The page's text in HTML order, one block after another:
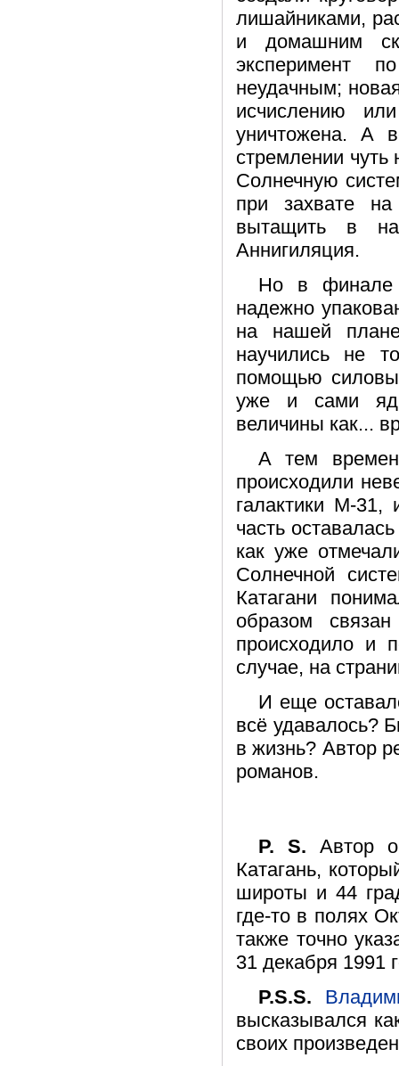
лишайниками,
и домашним
эксперимент
неудачным;
исчислению
уничтожена. А
стремлении
Солнечную
при захвате
вытащить в
Аннигиляция.
Но в финале
надежно
на нашей
научились не
помощью
уже и сами
величины как...
А тем
происходили
галактики М-31,
часть
как уже
Солнечной
Катагани
образом
происходило и
случае, на
И еще
всё удавалось?
в жизнь? Автор
романов.
P. S. Автор
Катагань,
широты и 44
где-то в полях
также точно
31 декабря 1991
P.S.S.
высказывался
своих